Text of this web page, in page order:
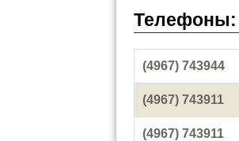
Телефоны:
(4967) 743944
(4967) 743911
(4967) 743911